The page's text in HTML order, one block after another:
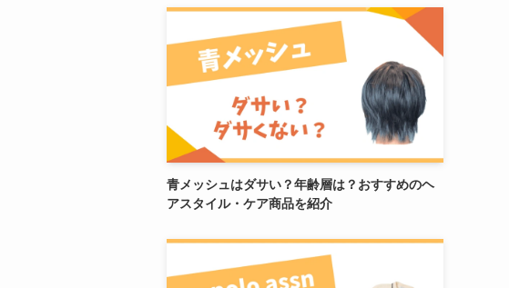
青メッシュはダサい？年齢層は？おすすめのヘ
アスタイル・ケア商品を紹介